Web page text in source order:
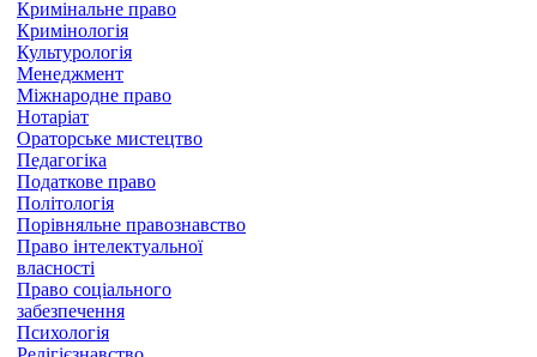
Кримінальне право
Кримінологія
Культурологія
Менеджмент
Міжнародне право
Нотаріат
Ораторське мистецтво
Педагогіка
Податкове право
Політологія
Порівняльне правознавство
Право інтелектуальної
власності
Право соціального
забезпечення
Психологія